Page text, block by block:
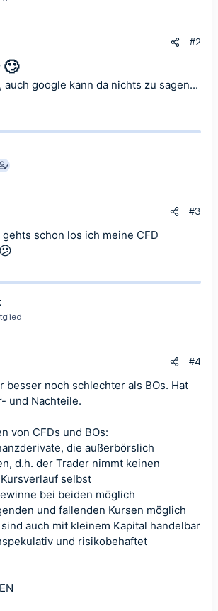
#2
🙄
google kann da nichts zu sagen...
#3
schon los ich meine CFD
😕
#4
besser noch schlechter als BOs. Hat
und Nachteile.
von CFDs und BOs:
die außerbörslich
d.h. der Trader nimmt keinen
selbst
bei beiden möglich
und fallenden Kursen möglich
auch mit kleinem Kapital handelbar
und risikobehaftet